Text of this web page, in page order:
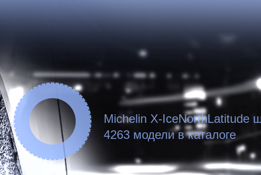
Michelin X-IceNorthLatitude
4263 модели в каталоге